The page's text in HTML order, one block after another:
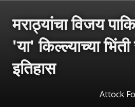
मराठ्यांचा विजय
'या' किल्ल्याच्या
इतिहास
Attock